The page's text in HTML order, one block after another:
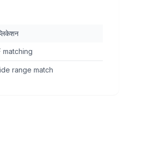
matching
range match